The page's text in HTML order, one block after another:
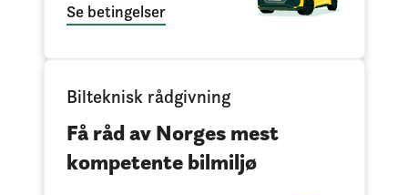
Se betingelser
Bilteknisk rådgivning
Få råd av Norges mest
kompetente bilmiljø